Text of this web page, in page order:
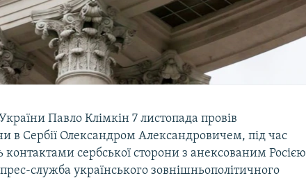
Павло Клімкін 7 листопада провів
в Сербії Олександром Александровичем, під час
контактами сербської сторони з анексованим Росією
служба українського зовнішньополітичного